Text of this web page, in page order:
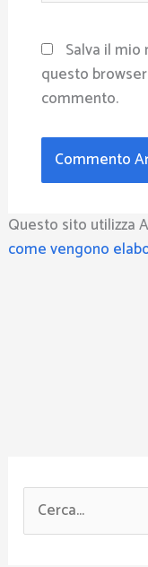
Salva il
questo
commento.
Questo sito utilizza
come vengono
e